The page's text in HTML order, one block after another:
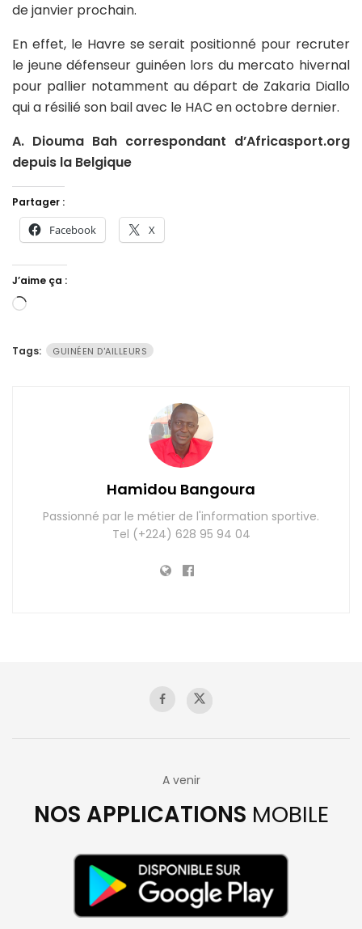
de janvier prochain.
En effet, le Havre se serait positionné pour recruter
le jeune défenseur guinéen lors du mercato hivernal
pour pallier notamment au départ de Zakaria Diallo
qui a résilié son bail avec le HAC en octobre dernier.
A. Diouma Bah correspondant d’Africasport.org
depuis la Belgique
Partager :
Facebook X
J’aime ça :
Chargement…
Tags: GUINÉEN D'AILLEURS
Hamidou Bangoura
Passionné par le métier de l'information sportive.
Tel (+224) 628 95 94 04
A venir
NOS APPLICATIONS MOBILE